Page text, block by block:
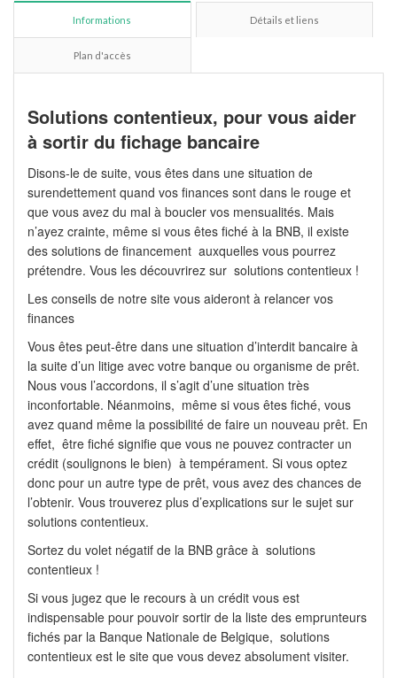
Informations Détails et liens
Plan d'accès
Solutions contentieux, pour vous aider
à sortir du fichage bancaire
Disons-le de suite, vous êtes dans une situation de
surendettement quand vos finances sont dans le rouge et
que vous avez du mal à boucler vos mensualités. Mais
n’ayez crainte, même si vous êtes fiché à la BNB, il existe
des solutions de financement auxquelles vous pourrez
prétendre. Vous les découvrirez sur solutions contentieux !
Les conseils de notre site vous aideront à relancer vos
finances
Vous êtes peut-être dans une situation d’interdit bancaire à
la suite d’un litige avec votre banque ou organisme de prêt.
Nous vous l’accordons, il s’agit d’une situation très
inconfortable. Néanmoins, même si vous êtes fiché, vous
avez quand même la possibilité de faire un nouveau prêt. En
effet, être fiché signifie que vous ne pouvez contracter un
crédit (soulignons le bien) à tempérament. Si vous optez
donc pour un autre type de prêt, vous avez des chances de
l’obtenir. Vous trouverez plus d’explications sur le sujet sur
solutions contentieux.
Sortez du volet négatif de la BNB grâce à solutions
contentieux !
Si vous jugez que le recours à un crédit vous est
indispensable pour pouvoir sortir de la liste des emprunteurs
fichés par la Banque Nationale de Belgique, solutions
contentieux est le site que vous devez absolument visiter.